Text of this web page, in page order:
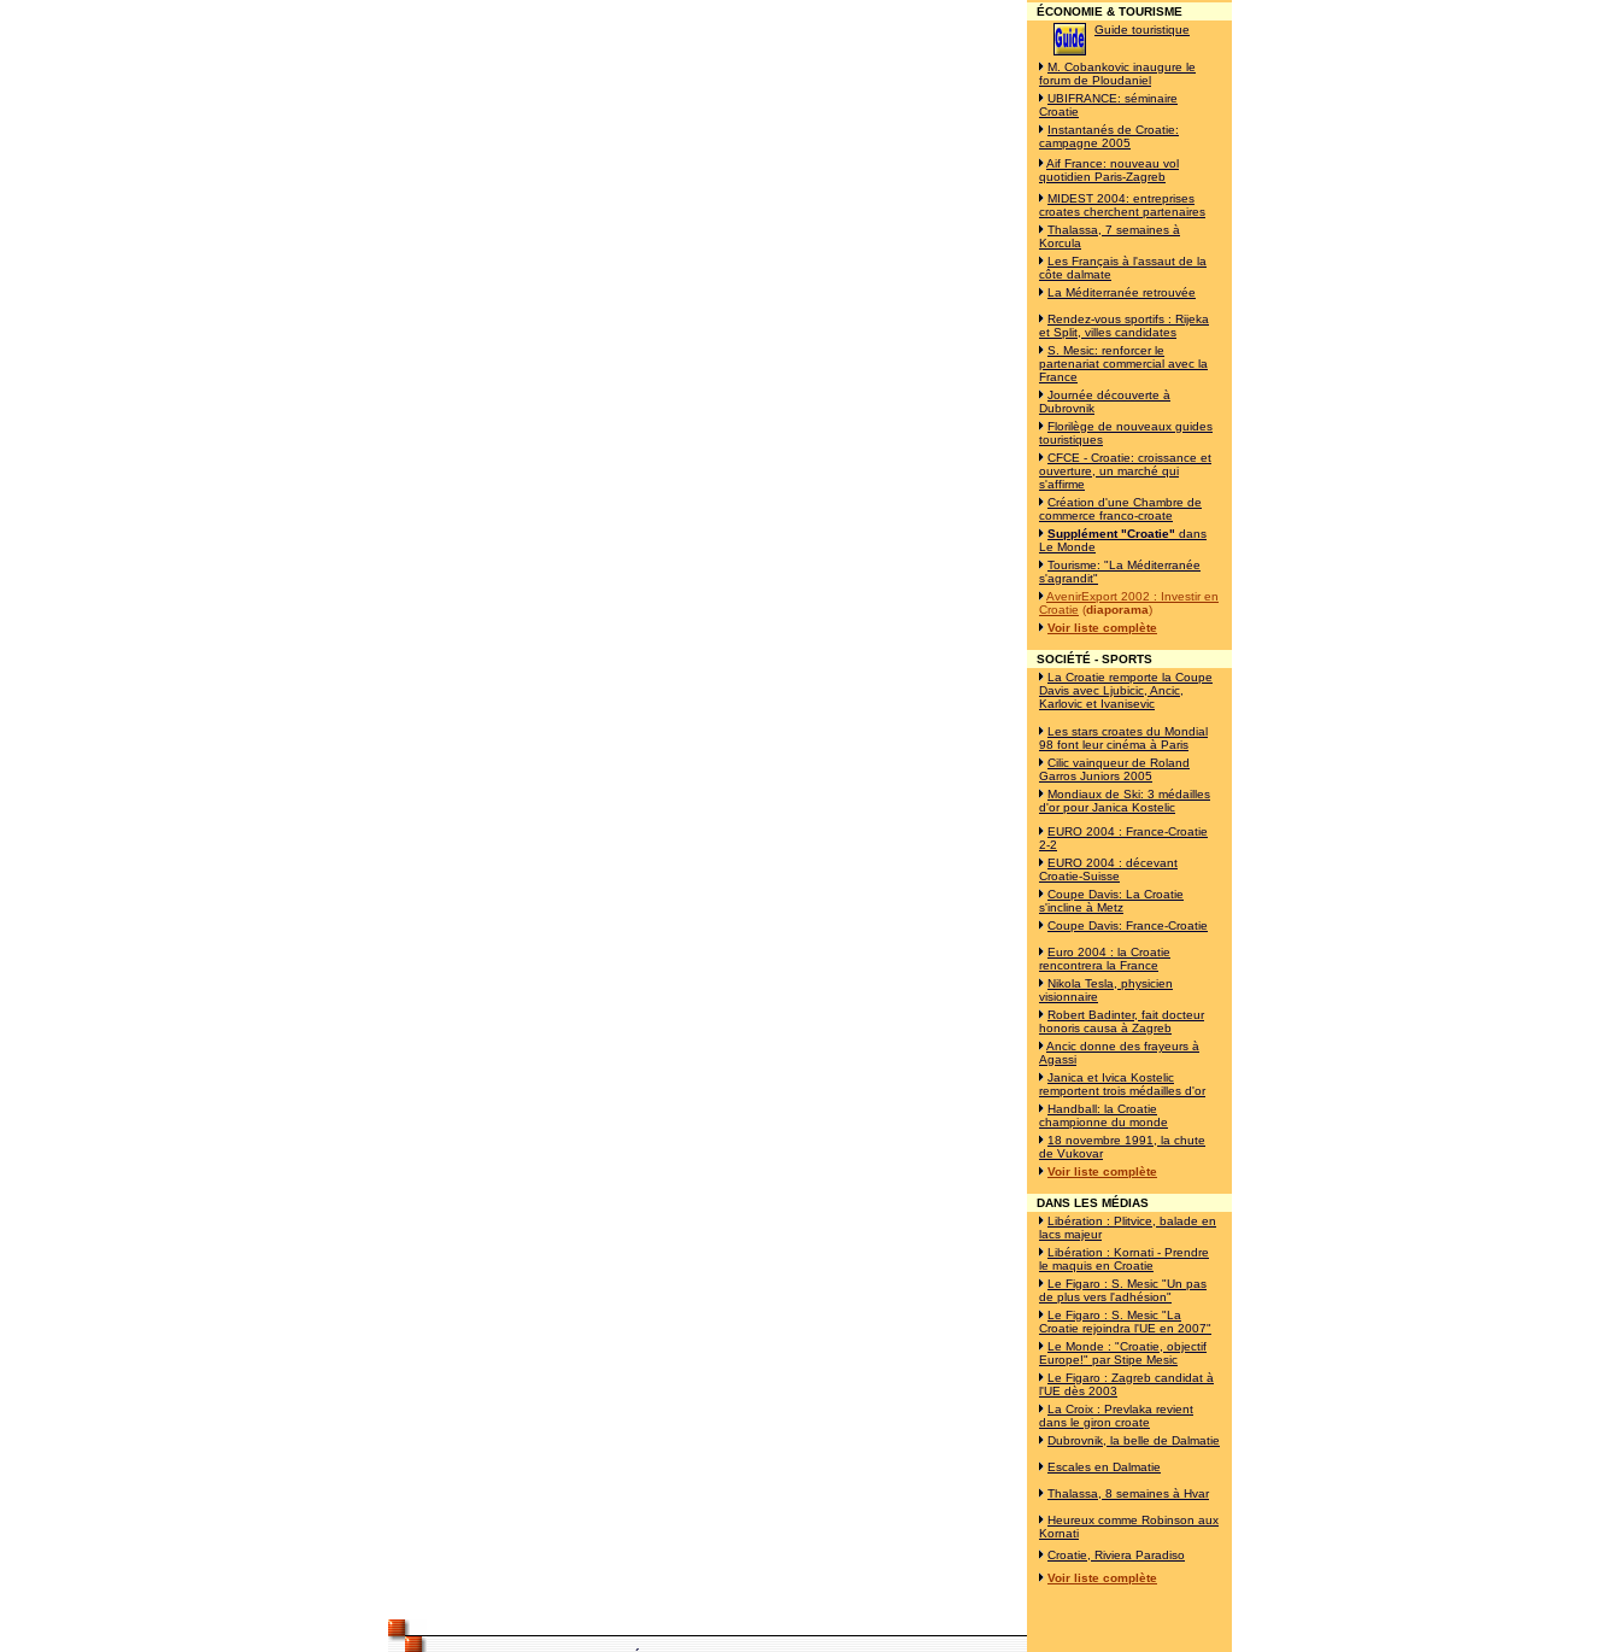
ÉCONOMIE & TOURISME
Guide touristique
M. Cobankovic inaugure le
forum de Ploudaniel
UBIFRANCE: séminaire
Croatie
Instantanés de Croatie:
campagne 2005
Aif France: nouveau vol
quotidien Paris-Zagreb
MIDEST 2004: entreprises
croates cherchent partenaires
Thalassa, 7 semaines à
Korcula
Les Français à l'assaut de la
côte dalmate
La Méditerranée retrouvée
Rendez-vous sportifs : Rijeka
et Split, villes candidates
S. Mesic: renforcer le
partenariat commercial avec la
France
Journée découverte à
Dubrovnik
Florilège de nouveaux guides
touristiques
CFCE - Croatie: croissance et
ouverture, un marché qui
s'affirme
Création d'une Chambre de
commerce franco-croate
Supplément "Croatie" dans
Le Monde
Tourisme: "La Méditerranée
s'agrandit"
AvenirExport 2002 : Investir en
Croatie (diaporama)
Voir liste complète
SOCIÉTÉ - SPORTS
La Croatie remporte la Coupe
Davis avec Ljubicic, Ancic,
Karlovic et Ivanisevic
Les stars croates du Mondial
98 font leur cinéma à Paris
Cilic vainqueur de Roland
Garros Juniors 2005
Mondiaux de Ski: 3 médailles
d'or pour Janica Kostelic
EURO 2004 : France-Croatie
2-2
EURO 2004 : décevant
Croatie-Suisse
Coupe Davis: La Croatie
s'incline à Metz
Coupe Davis: France-Croatie
Euro 2004 : la Croatie
rencontrera la France
Nikola Tesla, physicien
visionnaire
Robert Badinter, fait docteur
honoris causa à Zagreb
Ancic donne des frayeurs à
Agassi
Janica et Ivica Kostelic
remportent trois médailles d'or
Handball: la Croatie
championne du monde
18 novembre 1991, la chute
de Vukovar
Voir liste complète
DANS LES MÉDIAS
Libération : Plitvice, balade en
lacs majeur
Libération : Kornati - Prendre
le maquis en Croatie
Le Figaro : S. Mesic "Un pas
de plus vers l'adhésion"
Le Figaro : S. Mesic "La
Croatie rejoindra l'UE en 2007"
Le Monde : "Croatie, objectif
Europe!" par Stipe Mesic
Le Figaro : Zagreb candidat à
l'UE dès 2003
La Croix : Prevlaka revient
dans le giron croate
Dubrovnik, la belle de Dalmatie
Escales en Dalmatie
Thalassa, 8 semaines à Hvar
Heureux comme Robinson aux
Kornati
Croatie, Riviera Paradiso
Voir liste complète